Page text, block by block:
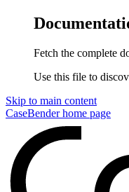
Fetch the complete
Use this file to
Skip to main content
CaseBenderhome page